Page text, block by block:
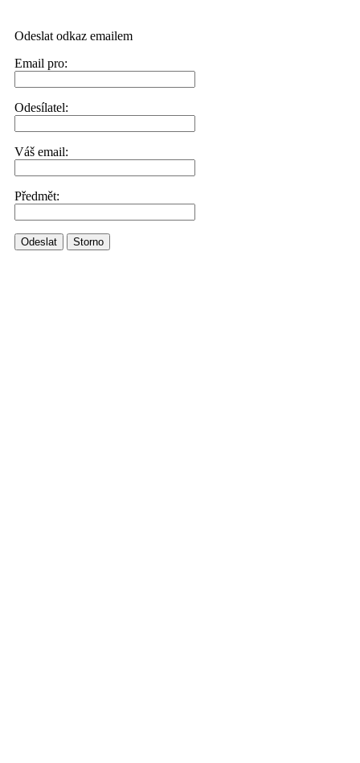
Odeslat odkaz emailem
Email pro:
Odesílatel:
Váš email:
Předmět:
Odeslat Storno